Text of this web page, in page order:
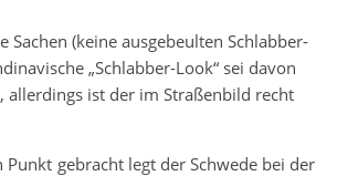
Sachen (keine ausgebeulten Schlabber-
„Schlabber-Look“ sei davon
allerdings ist der im Straßenbild recht
Punkt gebracht legt der Schwede bei der